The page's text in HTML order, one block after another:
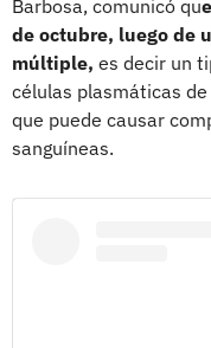
Barbosa, comunicó qu
de octubre, luego de
múltiple, es decir un
células plasmáticas
que puede causar
sanguíneas.